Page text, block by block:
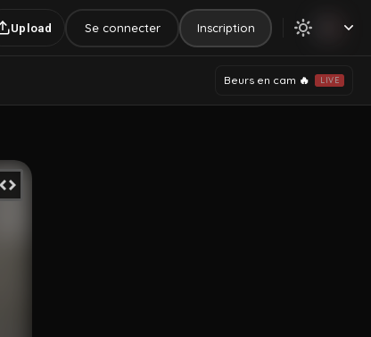
Upload Se connecter Inscription
Beurs en cam 🔥 LIVE